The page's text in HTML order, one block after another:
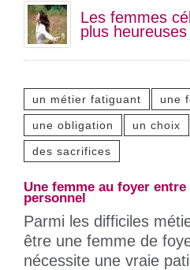
Les femmes
plus heureuses
un métier fatiguant une
une obligation un choix
des sacrifices
Une femme au foyer
personnel
Parmi les difficiles
être une femme de
nécessite une vraie